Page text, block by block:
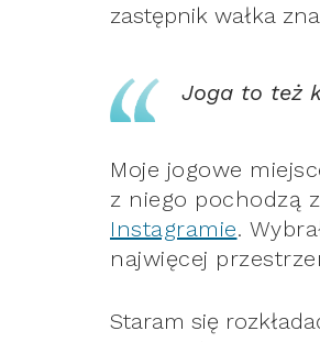
zastępnik wałka
Joga to też
Moje jogowe
z niego pochodzą
Instagramie.
najwięcej
Staram się